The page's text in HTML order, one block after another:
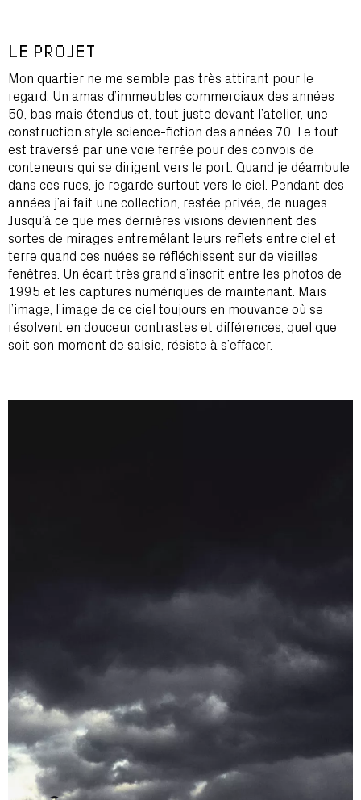
1995
LE PROJET
Mon quartier ne me semble pas très attirant pour le
regard. Un amas d’immeubles commerciaux des années
50, bas mais étendus et, tout juste devant l’atelier, une
construction style science-fiction des années 70. Le tout
est traversé par une voie ferrée pour des convois de
conteneurs qui se dirigent vers le port. Quand je déambule
dans ces rues, je regarde surtout vers le ciel. Pendant des
années j’ai fait une collection, restée privée, de nuages.
Jusqu’à ce que mes dernières visions deviennent des
sortes de mirages entremêlant leurs reflets entre ciel et
terre quand ces nuées se réfléchissent sur de vieilles
fenêtres. Un écart très grand s’inscrit entre les photos de
1995 et les captures numériques de maintenant. Mais
l’image, l’image de ce ciel toujours en mouvance où se
résolvent en douceur contrastes et différences, quel que
soit son moment de saisie, résiste à s’effacer.